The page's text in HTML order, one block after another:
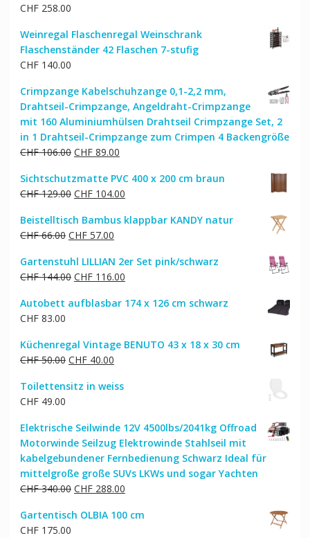
CHF258.00
Weinregal Flaschenregal Weinschrank
Flaschenständer 42 Flaschen 7-stufig
CHF140.00
Crimpzange Kabelschuhzange 0,1-2,2 mm,
Drahtseil-Crimpzange, Angeldraht-Crimpzange
mit 160 Aluminiumhülsen Drahtseil Crimpzange Set, 2
in 1 Drahtseil-Crimpzange zum Crimpen 4 Backengröße
CHF106.00 Ursprünglicher
war:
CHF 106.00
CHF89.00Aktueller
ist:
CHF 89.00.
Sichtschutzmatte PVC 400 x 200 cm braun
CHF129.00 Ursprünglicher
war:
CHF 129.00
CHF104.00Aktueller
ist:
Beistelltisch Bambus klappbar KANDY natur
CHF66.00 Ursprünglicher
war:
CHF 66.00
CHF57.00Aktueller
ist:
CHF 57.00.
Gartenstuhl LILLIAN 2er Set pink/schwarz
CHF144.00 Ursprünglicher
war:
CHF116.00Aktueller
ist:
Autobett aufblasbar 174 x 126 cm schwarz
CHF83.00
Küchenregal Vintage BENUTO 43 x 18 x 30 cm
CHF50.00 Ursprünglicher
war:
CHF40.00Aktueller
ist:
Toilettensitz in weiss
CHF49.00
Elektrische Seilwinde 12V 4500lbs/2041kg Offroad
Motorwinde Seilzug Elektrowinde Stahlseil mit
kabelgebundener Fernbedienung Schwarz Ideal für
mittelgroße große SUVs LKWs und sogar Yachten
CHF340.00 Ursprünglicher
war:
CHF288.00Aktueller
ist:
Gartentisch OLBIA 100 cm
CHF175.00